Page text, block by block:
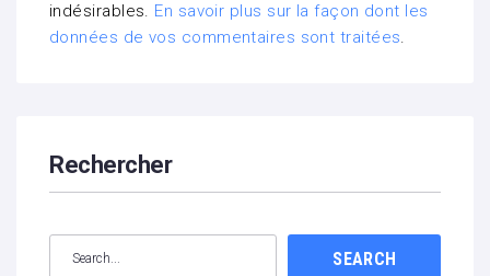
indésirables. En savoir plus sur la façon dont les
données de vos commentaires sont traitées.
Rechercher
SEARCH